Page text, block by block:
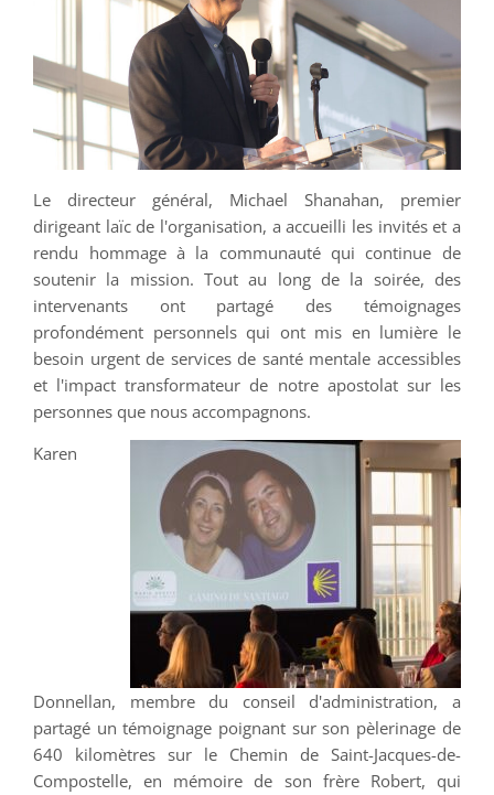
Le directeur général, Michael Shanahan, premier
dirigeant laïc de l'organisation, a accueilli les invités et a
rendu hommage à la communauté qui continue de
soutenir la mission. Tout au long de la soirée, des
intervenants ont partagé des témoignages
profondément personnels qui ont mis en lumière le
besoin urgent de services de santé mentale accessibles
et l'impact transformateur de notre apostolat sur les
personnes que nous accompagnons.
Karen
Donnellan, membre du conseil d'administration, a
partagé un témoignage poignant sur son pèlerinage de
640 kilomètres sur le Chemin de Saint-Jacques-de-
Compostelle, en mémoire de son frère Robert, qui